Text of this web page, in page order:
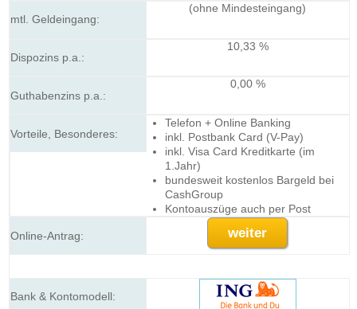
(ohne Mindesteingang)
10,33 %
0,00 %
Telefon + Online Banking
inkl. Postbank Card (V-Pay)
inkl. Visa Card Kreditkarte (im
1.Jahr)
bundesweit kostenlos Bargeld bei
CashGroup
Kontoauszüge auch per Post
weiter